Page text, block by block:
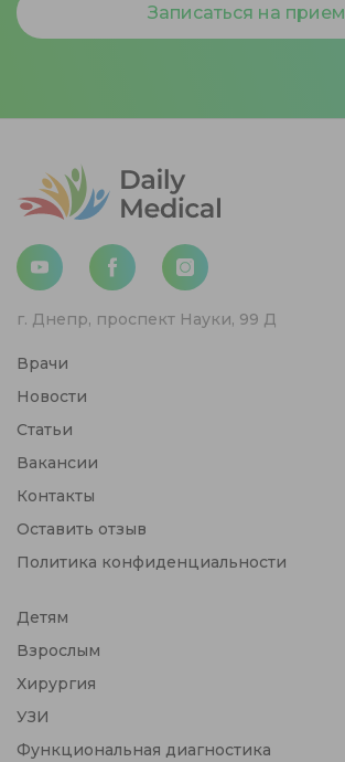
Записаться на прием
г. Днепр, проспект Науки, 99 Д
Врачи
Новости
Статьи
Вакансии
Контакты
Оставить отзыв
Политика конфиденциальности
Детям
Взрослым
Хирургия
УЗИ
Функциональная диагностика